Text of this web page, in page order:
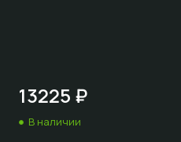
13225 ₽
В наличии